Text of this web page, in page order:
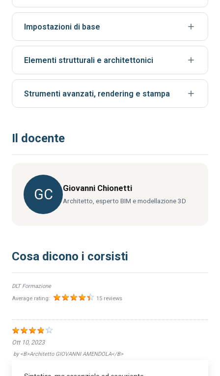
Impostazioni di base
Elementi strutturali e architettonici
Pavimenti e controsoffitti
Scale, rampe e ringhiere
Solido topografico
Strumenti avanzati, rendering e stampa
Opzioni di visualizzazione grafica
Quotatura, etichette e annotazioni
Materiali e rendering
Impaginazione e stampa
Il docente
GC Giovanni Chionetti
Architetto, esperto BIM e modellazione 3D
Cosa dicono i corsisti
DLT Formazione
Average rating:
15 reviews
Ott 10, 2023
by<b>Architetto GIOVANNI AMENDOLA</b>